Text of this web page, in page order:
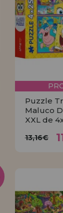
Puzzle
Maluco
XXL de
13,16€